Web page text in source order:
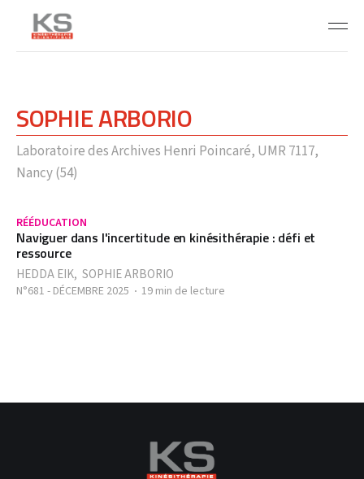
SOPHIE ARBORIO
Laboratoire des Archives Henri Poincaré, UMR 7117,
Nancy (54)
RÉÉDUCATION
Naviguer dans l'incertitude en kinésithérapie : défi et
ressource
HEDDA EIK, SOPHIE ARBORIO
N°681 - DÉCEMBRE 2025 19 min de lecture